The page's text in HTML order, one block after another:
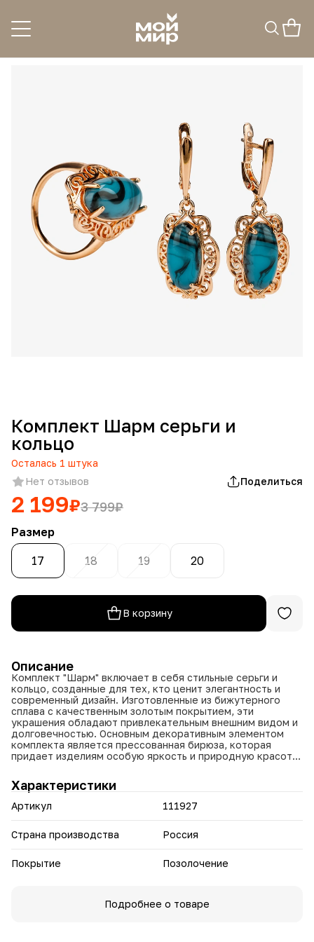
Комплект Шарм серьги и
кольцо
Осталась 1 штука
Нет отзывов
Поделиться
2 199₽3 799₽
Размер
17 18 19 20
В корзину
Описание
Комплект "Шарм" включает в себя стильные серьги и
кольцо, созданные для тех, кто ценит элегантность и
современный дизайн. Изготовленные из бижутерного
сплава с качественным золотым покрытием, эти
украшения обладают привлекательным внешним видом и
долговечностью. Основным декоративным элементом
комплекта является прессованная бирюза, которая
придает изделиям особую яркость и природную красоту.
Размеры кольца варьируются от 17 до 20, что позволяет
подобрать наиболее подходящий вариант для любой
руки и обеспечить комфортное ношение. Вес комплекта
составляет около 15.54 граммов, что делает его
использования. Золочение и позолота обеспечивают
благородного сияния.
стандартов качества. Украшения отлично сочетаются с
различными стилями одежды — от повседневных до
Характеристики
Артикул 111927
Страна производства Россия
Покрытие Позолочение
Подробнее о товаре